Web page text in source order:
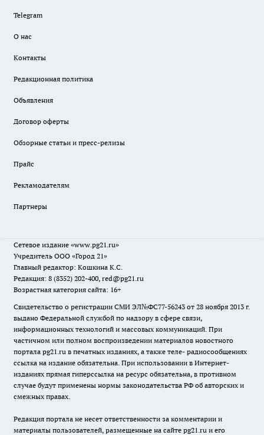
Telegram
О нас
Контакты
Редакционная политика
Объявления
Договор оферты
Обзорные статьи и пресс-релизы
Прайс
Рекламодателям
Партнеры
Сетевое издание «www.pg21.ru»
Учредитель ООО «Город 21»
Главный редактор: Кошкина К.С.
Редакция: 8 (8352) 202-400, red@pg21.ru
Возрастная категория сайта: 16+
Свидетельство о регистрации СМИ ЭЛ№ФС77-56243 от 28 ноября 2013 г.
выдано Федеральной службой по надзору в сфере связи,
информационных технологий и массовых коммуникаций. При
частичном или полном воспроизведении материалов новостного
портала pg21.ru в печатных изданиях, а также теле- радиосообщениях
ссылка на издание обязательна. При использовании в Интернет-
изданиях прямая гиперссылка на ресурс обязательна, в противном
случае будут применены нормы законодательства РФ об авторских и
смежных правах.
Редакция портала не несет ответственности за комментарии и
материалы пользователей, размещенные на сайте pg21.ru и его